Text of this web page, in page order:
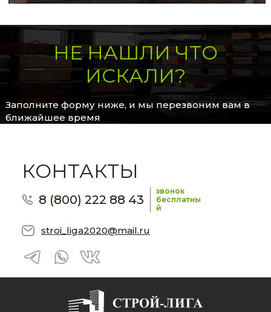
НЕ НАШЛИ ЧТО
ИСКАЛИ?
Заполните форму ниже, и мы перезвоним вам в
ближайшее время
КОНТАКТЫ
8 (800) 222 88 43
звонок
бесплатны
й
stroi_liga2020@mail.ru